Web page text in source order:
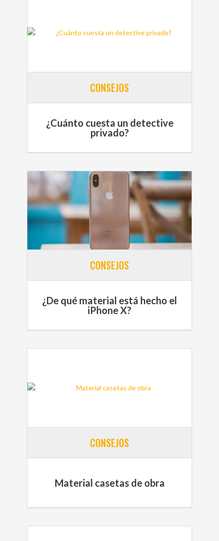
CONSEJOS
¿Cuánto cuesta un detective
privado?
CONSEJOS
¿De qué material está hecho el
iPhone X?
CONSEJOS
Material casetas de obra